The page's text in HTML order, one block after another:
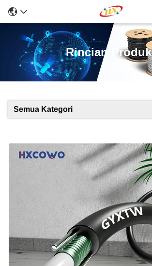
Rincian Produk
Semua Kategori